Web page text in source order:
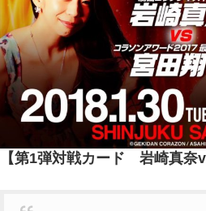
【第1弾対戦カード 岩崎真奈